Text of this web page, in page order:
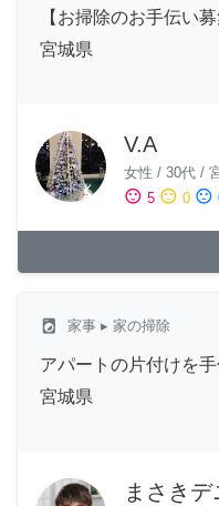
【お掃除のお手伝い
宮城県
V.A
女性 / 30代 /
sentiment_satisfied 5 sentiment_neutral 0 sentiment_dissatisfied
local_laundry_service 家事 ▸ 家の掃除
アパートの片付けを
宮城県
まさきデ